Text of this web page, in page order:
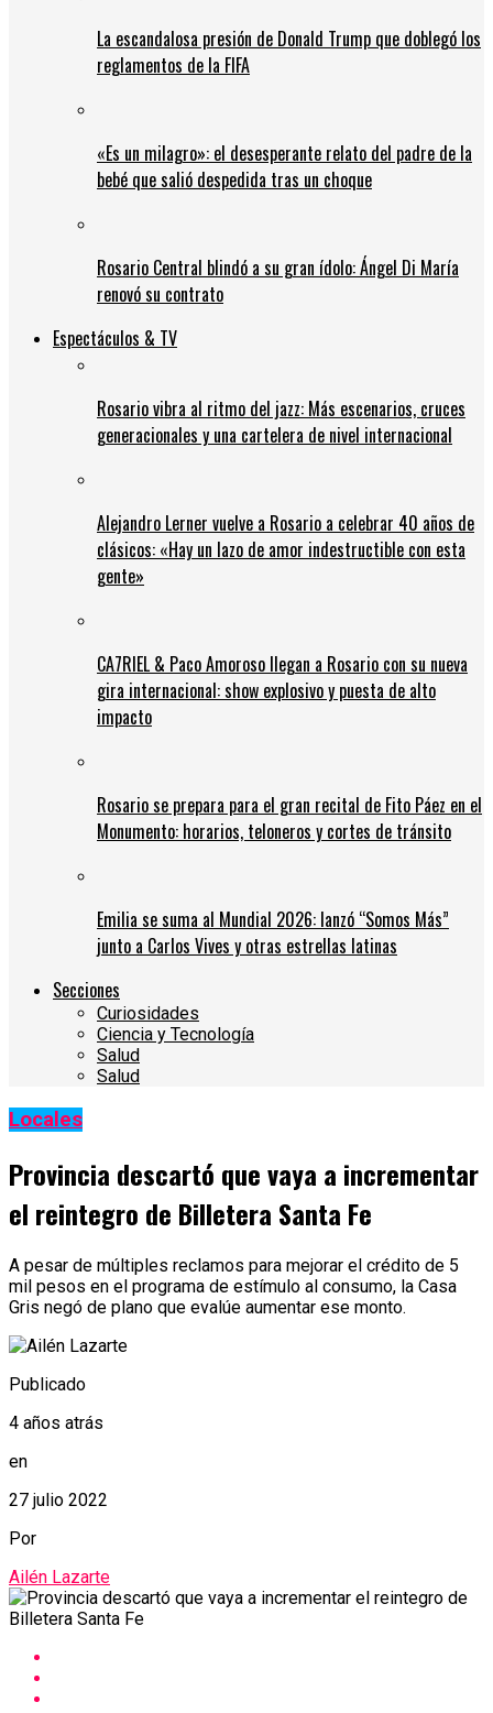
La escandalosa presión de Donald Trump que doblegó los
reglamentos de la FIFA
«Es un milagro»: el desesperante relato del padre de la
bebé que salió despedida tras un choque
Rosario Central blindó a su gran ídolo: Ángel Di María
renovó su contrato
Espectáculos & TV
Rosario vibra al ritmo del jazz: Más escenarios, cruces
generacionales y una cartelera de nivel internacional
Alejandro Lerner vuelve a Rosario a celebrar 40 años de
clásicos: «Hay un lazo de amor indestructible con esta
gente»
CA7RIEL & Paco Amoroso llegan a Rosario con su nueva
gira internacional: show explosivo y puesta de alto
impacto
Rosario se prepara para el gran recital de Fito Páez en el
Monumento: horarios, teloneros y cortes de tránsito
Emilia se suma al Mundial 2026: lanzó “Somos Más”
junto a Carlos Vives y otras estrellas latinas
Secciones
Curiosidades
Ciencia y Tecnología
Salud
Salud
Locales
Provincia descartó que vaya a incrementar
el reintegro de Billetera Santa Fe
A pesar de múltiples reclamos para mejorar el crédito de 5
mil pesos en el programa de estímulo al consumo, la Casa
Gris negó de plano que evalúe aumentar ese monto.
Publicado
4 años atrás
en
27 julio 2022
Por
Ailén Lazarte